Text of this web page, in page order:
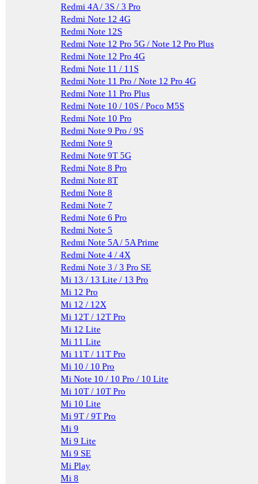
Redmi 4A / 3S / 3 Pro
Redmi Note 12 4G
Redmi Note 12S
Redmi Note 12 Pro 5G / Note 12 Pro Plus
Redmi Note 12 Pro 4G
Redmi Note 11 / 11S
Redmi Note 11 Pro / Note 12 Pro 4G
Redmi Note 11 Pro Plus
Redmi Note 10 / 10S / Poco M5S
Redmi Note 10 Pro
Redmi Note 9 Pro / 9S
Redmi Note 9
Redmi Note 9T 5G
Redmi Note 8 Pro
Redmi Note 8T
Redmi Note 8
Redmi Note 7
Redmi Note 6 Pro
Redmi Note 5
Redmi Note 5A / 5A Prime
Redmi Note 4 / 4X
Redmi Note 3 / 3 Pro SE
Mi 13 / 13 Lite / 13 Pro
Mi 12 Pro
Mi 12 / 12X
Mi 12T / 12T Pro
Mi 12 Lite
Mi 11 Lite
Mi 11T / 11T Pro
Mi 10 / 10 Pro
Mi Note 10 / 10 Pro / 10 Lite
Mi 10T / 10T Pro
Mi 10 Lite
Mi 9T / 9T Pro
Mi 9
Mi 9 Lite
Mi 9 SE
Mi Play
Mi 8